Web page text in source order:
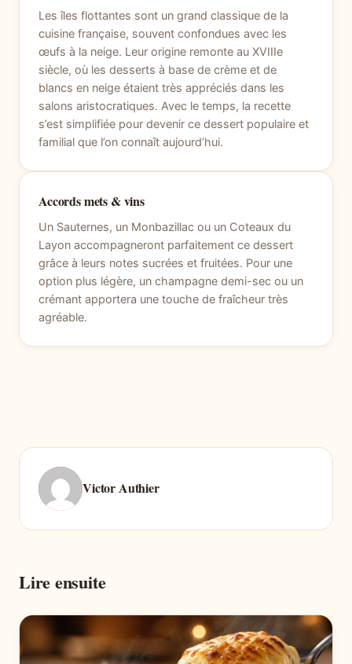
Les îles flottantes sont un grand classique de la
cuisine française, souvent confondues avec les
œufs à la neige. Leur origine remonte au XVIIIe
siècle, où les desserts à base de crème et de
blancs en neige étaient très appréciés dans les
salons aristocratiques. Avec le temps, la recette
s’est simplifiée pour devenir ce dessert populaire et
familial que l’on connaît aujourd’hui.
Accords mets & vins
Un Sauternes, un Monbazillac ou un Coteaux du
Layon accompagneront parfaitement ce dessert
grâce à leurs notes sucrées et fruitées. Pour une
option plus légère, un champagne demi-sec ou un
crémant apportera une touche de fraîcheur très
agréable.
Victor Authier
Lire ensuite